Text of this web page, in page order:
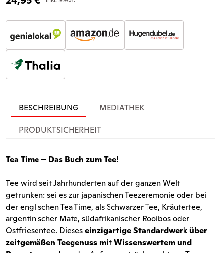
BESCHREIBUNG MEDIATHEK
PRODUKTSICHERHEIT
Tea Time – Das Buch zum Tee!
Tee wird seit Jahrhunderten auf der ganzen Welt
getrunken: sei es zur japanischen Teezeremonie oder bei
der englischen Tea Time, als Schwarzer Tee, Kräutertee,
argentinischer Mate, südafrikanischer Rooibos oder
Ostfriesentee. Dieseseinzigartige Standardwerk über
zeitgemäßen Teegenuss mit Wissenswertem und